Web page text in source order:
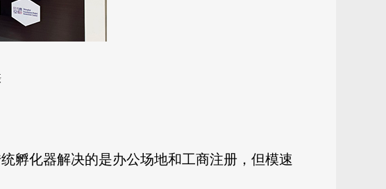
孵化器解决的是办公场地和工商注册，但模速